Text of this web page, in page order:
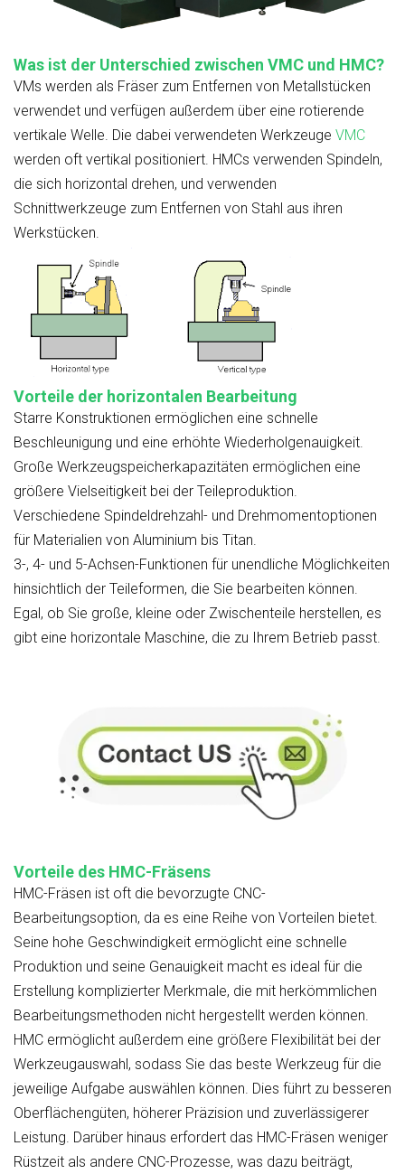
Was ist der Unterschied zwischen VMC und HMC?
VMs werden als Fräser zum Entfernen von Metallstücken
verwendet und verfügen außerdem über eine rotierende
vertikale Welle. Die dabei verwendeten Werkzeuge VMC
werden oft vertikal positioniert. HMCs verwenden Spindeln,
die sich horizontal drehen, und verwenden
Schnittwerkzeuge zum Entfernen von Stahl aus ihren
Werkstücken.
Vorteile der horizontalen Bearbeitung
Starre Konstruktionen ermöglichen eine schnelle
Beschleunigung und eine erhöhte Wiederholgenauigkeit.
Große Werkzeugspeicherkapazitäten ermöglichen eine
größere Vielseitigkeit bei der Teileproduktion.
Verschiedene Spindeldrehzahl- und Drehmomentoptionen
für Materialien von Aluminium bis Titan.
3-, 4- und 5-Achsen-Funktionen für unendliche Möglichkeiten
hinsichtlich der Teileformen, die Sie bearbeiten können.
Egal, ob Sie große, kleine oder Zwischenteile herstellen, es
gibt eine horizontale Maschine, die zu Ihrem Betrieb passt.
Vorteile des HMC-Fräsens
HMC-Fräsen ist oft die bevorzugte CNC-
Bearbeitungsoption, da es eine Reihe von Vorteilen bietet.
Seine hohe Geschwindigkeit ermöglicht eine schnelle
Produktion und seine Genauigkeit macht es ideal für die
Erstellung komplizierter Merkmale, die mit herkömmlichen
Bearbeitungsmethoden nicht hergestellt werden können.
HMC ermöglicht außerdem eine größere Flexibilität bei der
Werkzeugauswahl, sodass Sie das beste Werkzeug für die
jeweilige Aufgabe auswählen können. Dies führt zu besseren
Oberflächengüten, höherer Präzision und zuverlässigerer
Leistung. Darüber hinaus erfordert das HMC-Fräsen weniger
Rüstzeit als andere CNC-Prozesse, was dazu beiträgt,